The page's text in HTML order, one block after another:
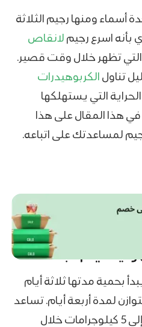
أسماء ومنها رجيم الثلاثة
بأنه اسرع رجيم لانقاص
التي تظهر خلال وقت قصير.
تناول الكربوهيدرات
التي يستهلكها
هذا المقال على هذا
لمساعدتك على اتباعه.
وكيف يتم اتباعه؟
بحمية مدتها ثلاثة أيام
لمدة أربعة أيام. تساعد
هذه الحمية على خسارة 4 إلى 5 كيلوجرامات خلال